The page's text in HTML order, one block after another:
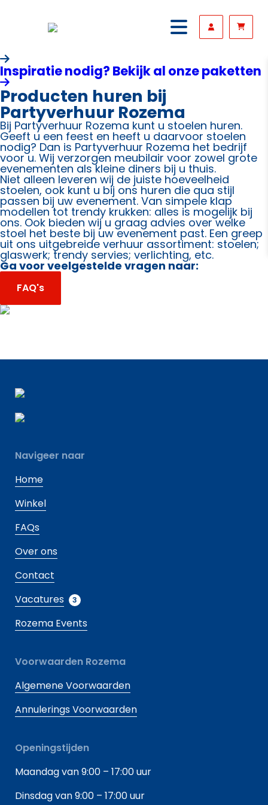
Inspiratie nodig? Bekijk al onze paketten
Producten huren bij
Partyverhuur Rozema
Bij Partyverhuur Rozema kunt u stoelen huren.
Geeft u een feest en heeft u daarvoor stoelen
nodig? Dan is Partyverhuur Rozema het bedrijf
voor u. Wij verzorgen meubilair voor zowel grote
evenementen als kleine diners bij u thuis.
Niet alleen leveren wij de juiste hoeveelheid
stoelen, ook kunt u bij ons huren die qua stijl
passen bij uw evenement. Van simpele klap
modellen tot trendy krukken: alles is mogelijk bij
ons. Ook bieden wij u graag advies over welke
stoel het beste bij uw evenement past. Een greep
uit ons uitgebreide verhuur assortiment: stoelen;
glaswerk; trendy servies; verlichting, etc.
Ga voor veelgestelde vragen naar:
FAQ's
Navigeer naar
Home
Winkel
FAQs
Over ons
Contact
Vacatures
3
Rozema Events
Voorwaarden Rozema
Algemene Voorwaarden
Annulerings Voorwaarden
Openingstijden
Maandag van 9:00 – 17:00 uur
Dinsdag van 9:00 – 17:00 uur